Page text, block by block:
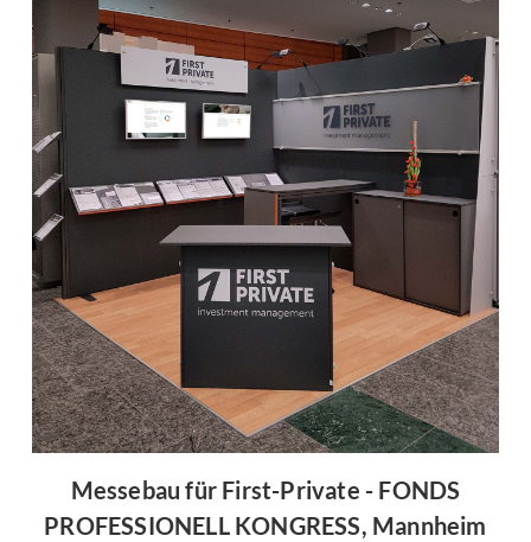
Messebau für First-Private - FONDS
PROFESSIONELL KONGRESS, Mannheim